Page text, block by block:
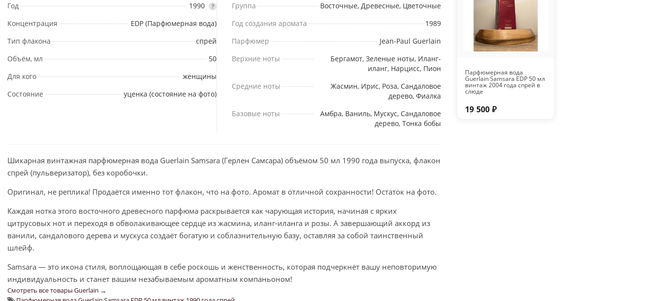
Год 1990 ?
Концентрация
EDP (Парфюмерная вода)
Тип флакона
спрей
Объём, мл
50
Для кого
женщины
Состояние
уценка (состояние на фото)
Группа
Восточные, Древесные, Цветочные
Год создания аромата
1989
Парфюмер
Jean-Paul Guerlain
Верхние ноты
Бергамот, Зеленые ноты, Иланг-
иланг, Нарцисс, Пион
Средние ноты
Жасмин, Ирис, Роза, Сандаловое
дерево, Фиалка
Базовые ноты
Амбра, Ваниль, Мускус, Сандаловое
дерево, Тонка бобы
Шикарная винтажная парфюмерная вода Guerlain Samsara (Герлен Самсара) объёмом 50 мл 1990 года выпуска, флакон
спрей (пульверизатор), без коробочки.
Оригинал, не реплика! Продаётся именно тот флакон, что на фото. Аромат в отличной сохранности! Остаток на фото.
Каждая нотка этого восточного древесного парфюма раскрывается как чарующая история, начиная с ярких
цитрусовых нот и переходя в обволакивающее сердце из жасмина, иланг-иланга и розы. А завершающий аккорд из
ванили, сандалового дерева и мускуса создаёт богатую и соблазнительную базу, оставляя за собой таинственный
шлейф.
Samsara — это икона стиля, воплощающая в себе роскошь и женственность, которая подчеркнёт вашу неповторимую
индивидуальность и станет вашим незабываемым ароматным компаньоном!
Смотреть все товары Guerlain →
Парфюмерная вода
Guerlain Samsara EDP 50 мл
винтаж 2004 года спрей в
слюде
19 500 ₽